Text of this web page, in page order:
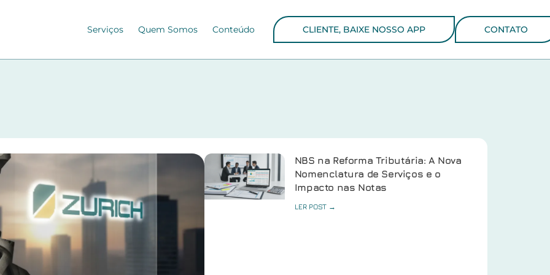
Serviços Quem Somos Conteúdo CLIENTE, BAIXE NOSSO APP CONTATO
NBS na Reforma Tributária: A Nova
Nomenclatura de Serviços e o
Impacto nas Notas
LER POST →